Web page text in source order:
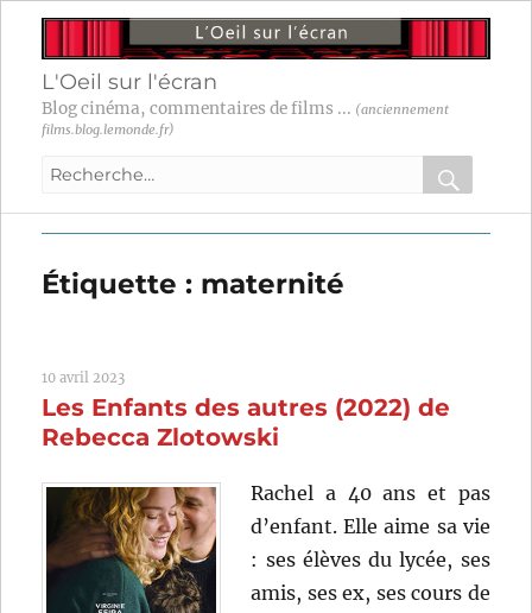
L'Oeil sur l'écran
Blog cinéma, commentaires de films ... (anciennement
films.blog.lemonde.fr)
Recherche
:
OK
Étiquette : maternité
10 avril 2023
Les Enfants des autres (2022) de
Rebecca Zlotowski
Rachel a 40 ans et pas
d’enfant. Elle aime sa vie
: ses élèves du lycée, ses
amis, ses ex, ses cours de